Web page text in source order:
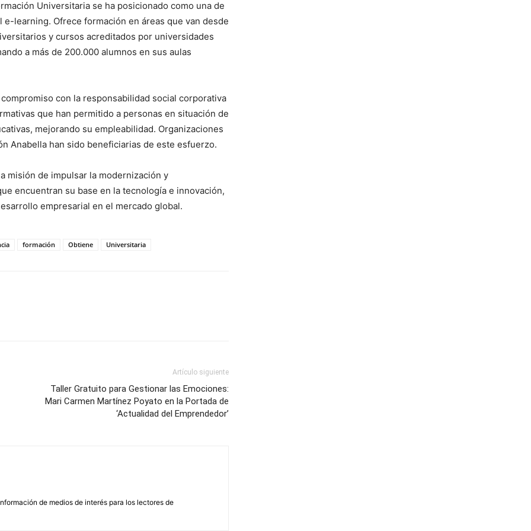
Universitaria se ha posicionado como una de
learning. Ofrece formación en áreas que van desde
y cursos acreditados por universidades
a más de 200.000 alumnos en sus aulas
con la responsabilidad social corporativa
que han permitido a personas en situación de
mejorando su empleabilidad. Organizaciones
Anabella han sido beneficiarias de este esfuerzo.
misión de impulsar la modernización y
encuentran su base en la tecnología e innovación,
empresarial en el mercado global.
formación Obtiene Universitaria
Artículo siguiente
Taller Gratuito para Gestionar las Emociones:
Mari Carmen Martínez Poyato en la Portada de
‘Actualidad del Emprendedor’
de medios de interés para los lectores de